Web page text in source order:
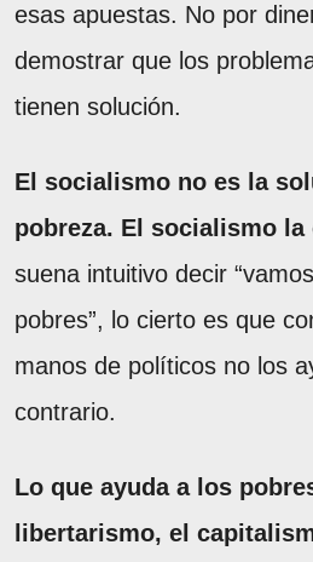
esas apuestas. No por
demostrar que los
tienen solución.
El socialismo no es la
pobreza. El socialismo la
suena intuitivo decir
pobres”, lo cierto es que
manos de políticos no los
contrario.
Lo que ayuda a los
libertarismo, el